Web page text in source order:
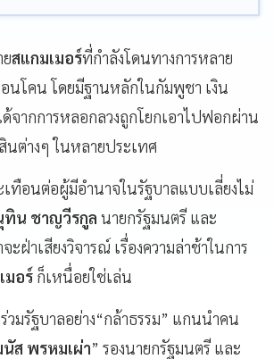
สแกมเมอร์ที่กำลังโดนทางการหลาย
นโคน โดยมีฐานหลักในกัมพูชา เงิน
จากการหลอกลวงถูกโยกเอาไปฟอกผ่าน
นต่างๆ ในหลายประเทศ
เทือนต่อผู้มีอำนาจในรัฐบาลแบบเลี่ยงไม่
ทิน ชาญวีรกูล นายกรัฐมนตรี และ
ะฝ่าเสียงวิจารณ์ เรื่องความล่าช้าในการ
มอร์ ก็เหนื่อยใช่เล่น
วมรัฐบาลอย่าง“กล้าธรรม” แกนนำคน
นัส พรหมเผ่า” รองนายกรัฐมนตรี และ